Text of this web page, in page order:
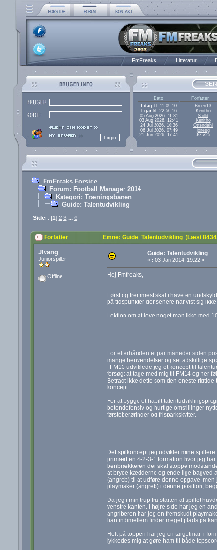
FmFreaks Litteratur
Dato
Forfatter
I dag kl. 11:09:10
Broen13
I gårkl. 22:50:16
Kenitho
05 Aug 2026, 11:31
Snilld
03 Aug 2026, 12:41
Kenitho
24 Jul 2026, 10:36
Ottendahl
06 Jul 2026, 07:49
jonesg
21 Jun 2026, 17:41
JG v25
FmFreaks Forside
Forum: Football Manager 2014
Kategori: Træningsbanen
Guide: Talentudvikling
Sider: [1] 2 3 ... 6
Forfatter Emne: Guide: Talentudvikling (Læst
Jlvang
Juniorspiller
Offline
Guide: Talentudvikling
« : 03 Jan 2014, 19:22 »
Hej Fmfreaks,
Først og fremmest skal i have en
på tidspunkter der senere har vist sig
Lektion om at love noget man ikke med
For efterhånden et par måneder siden
mange henvendelser og set adskillige
I FM13 udviklede jeg et koncept til
forsøgt at tage med mig til FM14 og her
Betragt ikke dette som den eneste
koncept.
For at bygge et habilt talentudviklingspro
betondefensiv og hurtige omstillinger
førsteberøringer og frisparkskytter.
Det spilkoncept jeg udvikler mine
primært en 4-2-3-1 formation hvor jeg
benbrækkeren der skal stoppe
at bryde kædderne og ende lige bagved
(angreb) til at udføre denne opgave,
playmaker (angreb) i denne position,
Da jeg i min trup fra starten af spillet
venstre kanten. I højre side har jeg en
angriberen har jeg en fremskudt
han indimellem finder meget plads på
Helt på toppen har jeg en targetman i
lykkedes mig at gøre ham til både